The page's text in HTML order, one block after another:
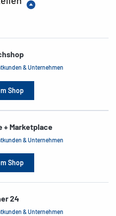
& Unternehmen
Shop
+ Marketplace
& Unternehmen
Shop
24
& Unternehmen